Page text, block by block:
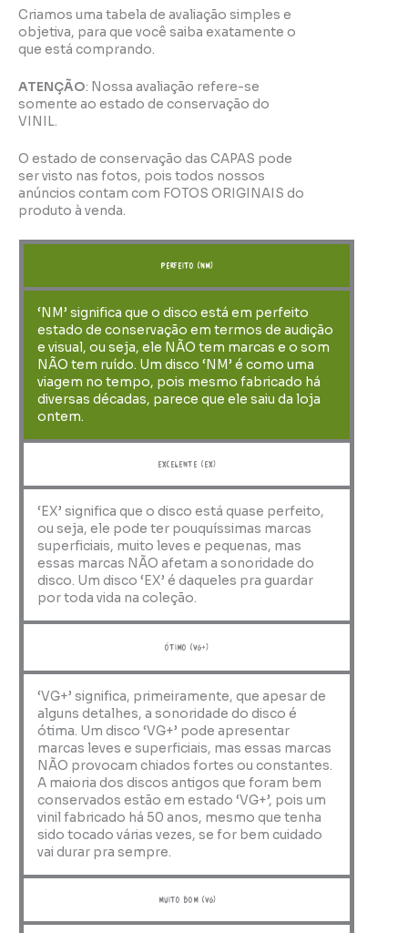
Criamos uma tabela de avaliação simples e
objetiva, para que você saiba exatamente o
que está comprando.
ATENÇÃO: Nossa avaliação refere-se
somente ao estado de conservação do
VINIL.
O estado de conservação das CAPAS pode
ser visto nas fotos, pois todos nossos
anúncios contam com FOTOS ORIGINAIS do
produto à venda.
perfeito (NM)
‘NM’ significa que o disco está em perfeito
estado de conservação em termos de audição
e visual, ou seja, ele NÃO tem marcas e o som
NÃO tem ruído. Um disco ‘NM’ é como uma
viagem no tempo, pois mesmo fabricado há
diversas décadas, parece que ele saiu da loja
ontem.
Excelente (EX)
‘EX’ significa que o disco está quase perfeito,
ou seja, ele pode ter pouquíssimas marcas
superficiais, muito leves e pequenas, mas
essas marcas NÃO afetam a sonoridade do
disco. Um disco ‘EX’ é daqueles pra guardar
por toda vida na coleção.
ótimo (VG+)
‘VG+’ significa, primeiramente, que apesar de
alguns detalhes, a sonoridade do disco é
ótima. Um disco ‘VG+’ pode apresentar
marcas leves e superficiais, mas essas marcas
NÃO provocam chiados fortes ou constantes.
A maioria dos discos antigos que foram bem
conservados estão em estado ‘VG+’, pois um
vinil fabricado há 50 anos, mesmo que tenha
sido tocado várias vezes, se for bem cuidado
vai durar pra sempre.
muito bom (VG)